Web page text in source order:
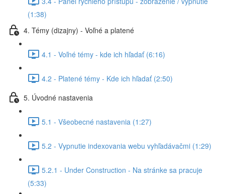
(1:38)
4. Témy (dizajny) - Voľné a platené
4.1 - Voľné témy - kde ich hľadať (6:16)
4.2 - Platené témy - Kde ich hľadať (2:50)
5. Úvodné nastavenia
5.1 - Všeobecné nastavenia (1:27)
5.2 - Vypnutie indexovania webu vyhľadávačmi (1:29)
5.2.1 - Under Construction - Na stránke sa pracuje
(5:33)